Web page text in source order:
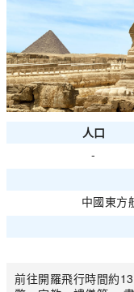
人口
-
中國東方
前往開羅飛行時間約